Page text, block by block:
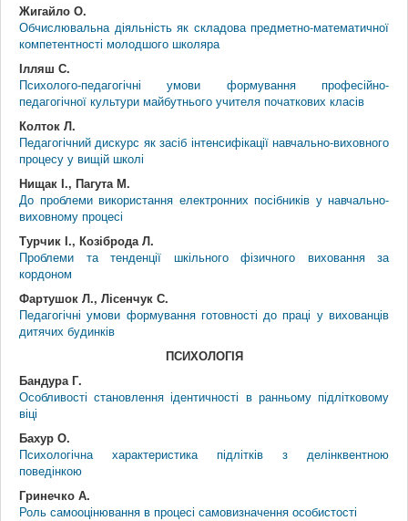
Жигайло О.
Обчислювальна діяльність як складова предметно-математичної
компетентності молодшого школяра
Ілляш С.
Психолого-педагогічні умови формування професійно-
педагогічної культури майбутнього учителя початкових класів
Колток Л.
Педагогічний дискурс як засіб інтенсифікації навчально-виховного
процесу у вищій школі
Нищак І., Пагута М.
До проблеми використання електронних посібників у навчально-
виховному процесі
Турчик І., Козіброда Л.
Проблеми та тенденції шкільного фізичного виховання за
кордоном
Фартушок Л., Лісенчук С.
Педагогічні умови формування готовності до праці у вихованців
дитячих будинків
ПСИХОЛОГІЯ
Бандура Г.
Особливості становлення ідентичності в ранньому підлітковому
віці
Бахур О.
Психологічна характеристика підлітків з делінквентною
поведінкою
Гринечко А.
Роль самооцінювання в процесі самовизначення особистості